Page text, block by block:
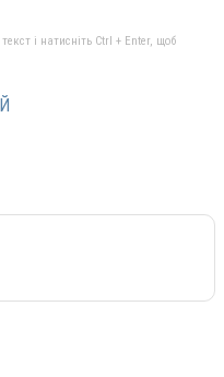
і натисніть Ctrl + Enter, щоб